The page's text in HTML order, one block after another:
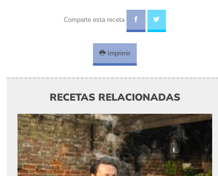
Comparte esta receta
Imprimir
RECETAS RELACIONADAS